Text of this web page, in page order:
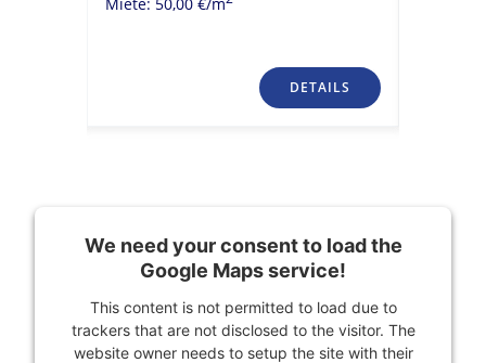
DETAILS
We need your consent to load the
Google Maps service!
This content is not permitted to load due to
trackers that are not disclosed to the visitor. The
website owner needs to setup the site with their